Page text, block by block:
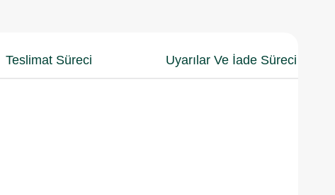
Teslimat Süreci Uyarılar Ve İade Süreci